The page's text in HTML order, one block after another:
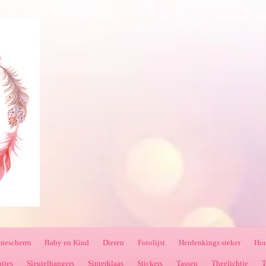
Baby en Kind Dieren Fotolijst Herdenkings steker
Sleutelhangers Sinterklaas Stickers Tassen Theelichtje